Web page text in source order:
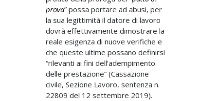
prova” possa portare ad abusi, per
la sua legittimità il datore di lavoro
dovrà effettivamente dimostrare la
reale esigenza di nuove verifiche e
che queste ultime possano definirsi
“rilevanti ai fini dell’adempimento
delle prestazione” (Cassazione
civile, Sezione Lavoro, sentenza n.
22809 del 12 settembre 2019).